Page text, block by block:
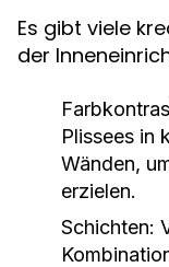
Es gibt viele
der
Plissees in
Wänden,
erzielen.
Schichten: